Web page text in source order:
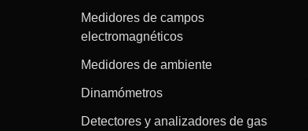
Medidores de campos
electromagnéticos
Medidores de ambiente
Dinamómetros
Detectores y analizadores de gas